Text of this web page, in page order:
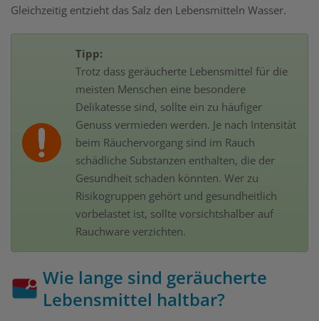
Gleichzeitig entzieht das Salz den Lebensmitteln Wasser.
Tipp:
Trotz dass geräucherte Lebensmittel für die
meisten Menschen eine besondere
Delikatesse sind, sollte ein zu häufiger
Genuss vermieden werden. Je nach Intensität
beim Räuchervorgang sind im Rauch
schädliche Substanzen enthalten, die der
Gesundheit schaden könnten. Wer zu
Risikogruppen gehört und gesundheitlich
vorbelastet ist, sollte vorsichtshalber auf
Rauchware verzichten.
Wie lange sind geräucherte
Lebensmittel haltbar?